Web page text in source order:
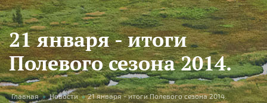
21 января - итоги
Полевого сезона 2014.
Главная » Новости » 21 января - итоги Полевого сезона 2014.